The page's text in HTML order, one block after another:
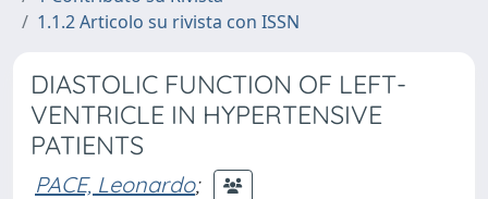
1.1.2 Articolo su rivista con ISSN
DIASTOLIC FUNCTION OF LEFT-
VENTRICLE IN HYPERTENSIVE
PATIENTS
PACE, Leonardo;